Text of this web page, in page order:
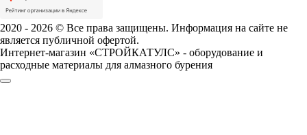
2020 - 2026 © Все права защищены. Информация на сайте не
является публичной офертой.
Интернет-магазин «СТРОЙКАТУЛС» - оборудование и
расходные материалы для алмазного бурения